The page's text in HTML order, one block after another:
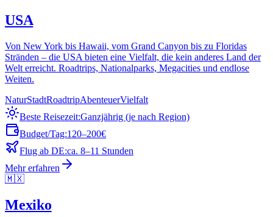
USA
Von New York bis Hawaii, vom Grand Canyon bis zu Floridas
Stränden – die USA bieten eine Vielfalt, die kein anderes Land der
Welt erreicht. Roadtrips, Nationalparks, Megacities und endlose
Weiten.
NaturStadtRoadtripAbenteuerVielfalt
Beste Reisezeit:Ganzjährig (je nach Region)
Budget/Tag:120–200€
Flug ab DE:ca. 8–11 Stunden
Mehr erfahren
🇲🇽
Mexiko